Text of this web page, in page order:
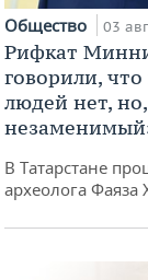
Общество 03
Рифкат
говорили,
людей нет,
В Татарстане
археолога Фаяза